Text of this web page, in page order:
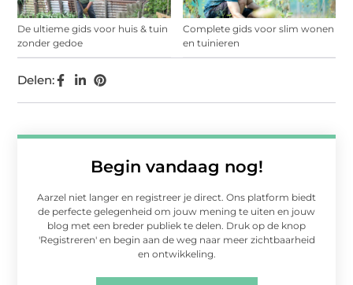
De ultieme gids voor huis & tuin
zonder gedoe
Complete gids voor slim wonen
en tuinieren
Begin vandaag nog!
Aarzel niet langer en registreer je direct. Ons platform biedt
de perfecte gelegenheid om jouw mening te uiten en jouw
blog met een breder publiek te delen. Druk op de knop
'Registreren' en begin aan de weg naar meer zichtbaarheid
en ontwikkeling.
Delen: